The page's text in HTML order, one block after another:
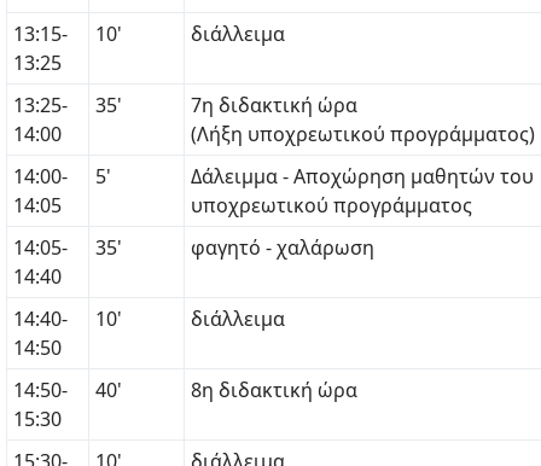
13:15-
13:25
10' διάλλειμα
13:25-
14:00
35'
7η διδακτική ώρα
(Λήξη υποχρεωτικού προγράμματος)
14:00-
14:05
5'
Δάλειμμα - Αποχώρηση μαθητών του
υποχρεωτικού προγράμματος
14:05-
14:40
35' φαγητό - χαλάρωση
14:40-
14:50
10' διάλλειμα
14:50-
15:30
40' 8η διδακτική ώρα